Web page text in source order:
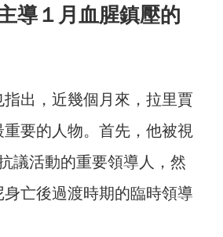
導１月血腥鎮壓的
指出，近幾個月來，拉里賈
要的人物。首先，他被視
議活動的重要領導人，然
亡後過渡時期的臨時領導